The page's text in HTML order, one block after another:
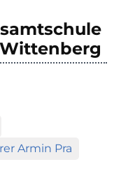
Armin Pra